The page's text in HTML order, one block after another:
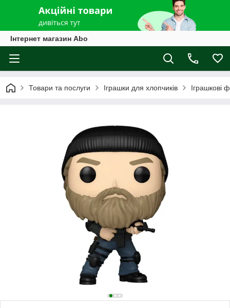
Інтернет магазин Abo
Товари та послуги Іграшки для хлопчиків Іграшкові